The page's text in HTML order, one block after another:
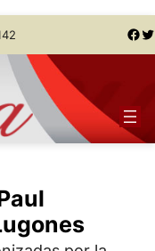
Facebook Twitter